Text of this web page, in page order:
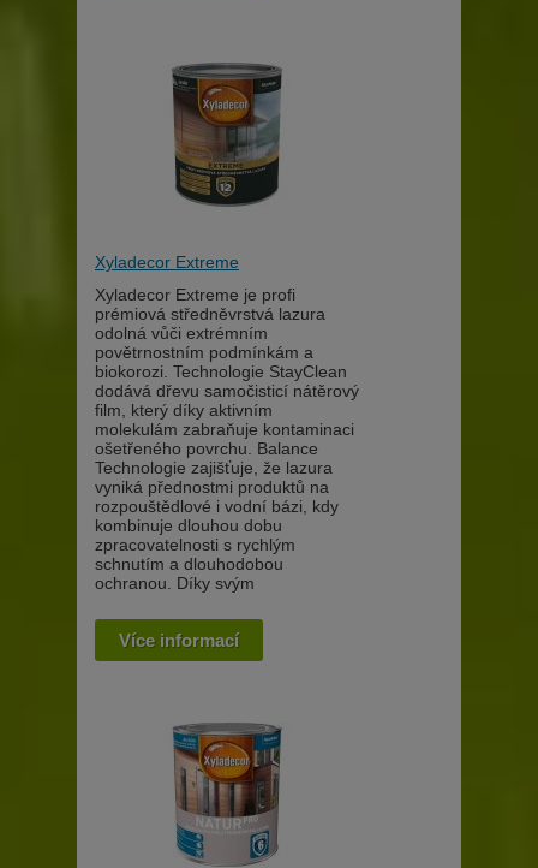
Xyladecor Extreme
Xyladecor Extreme je profi
prémiová středněvrstvá lazura
odolná vůči extrémním
povětrnostním podmínkám a
biokorozi. Technologie StayClean
dodává dřevu samočisticí nátěrový
film, který díky aktivním
molekulám zabraňuje kontaminaci
ošetřeného povrchu. Balance
Technologie zajišťuje, že lazura
vyniká přednostmi produktů na
rozpouštědlové i vodní bázi, kdy
kombinuje dlouhou dobu
zpracovatelnosti s rychlým
schnutím a dlouhodobou
ochranou. Díky svým
Více informací